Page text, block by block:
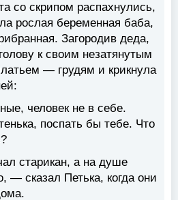
со скрипом распахнулись,
рослая беременная баба,
Загородив деда,
к своим незатянутым
— грудям и крикнула
человек не в себе.
поспать бы тебе. Что
старикан, а на душе
— сказал Петька, когда они